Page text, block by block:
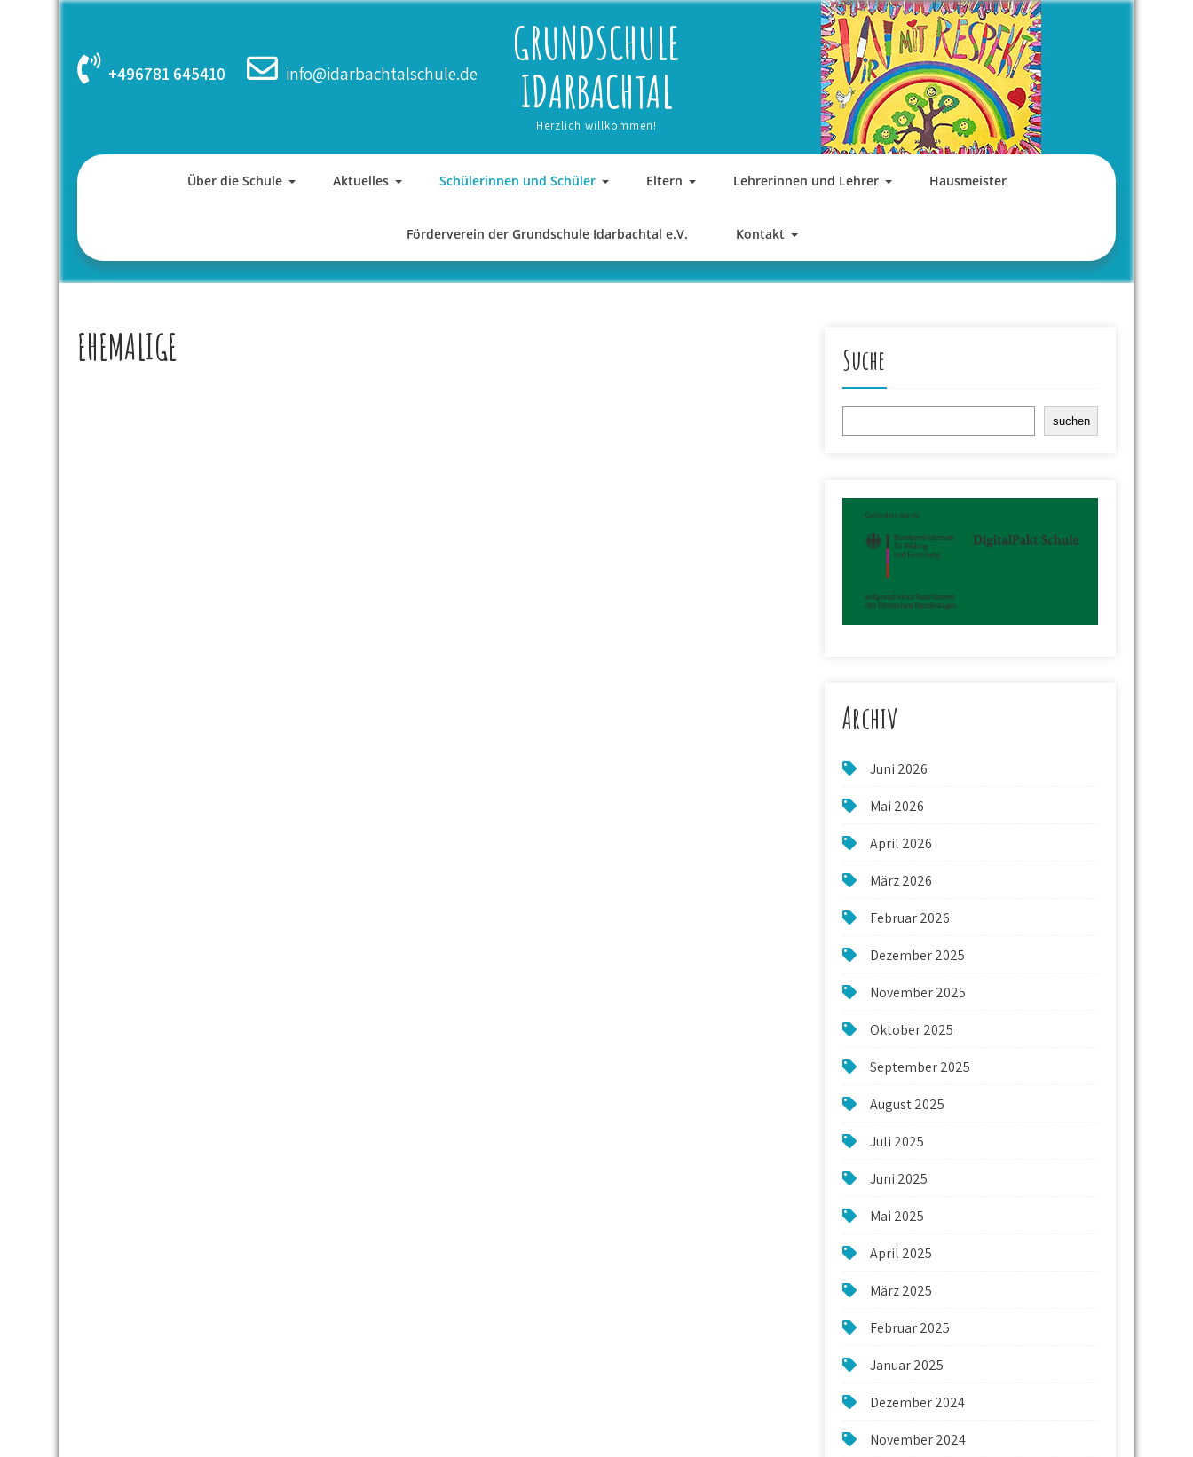
+496781 645410 info@idarbachtalschule.de
GRUNDSCHULE
IDARBACHTAL
Herzlich willkommen!
Über die Schule Aktuelles Schülerinnen und Schüler Eltern Lehrerinnen und Lehrer Hausmeister
Förderverein der Grundschule Idarbachtal e.V. Kontakt
EHEMALIGE Suche
suchen
Archiv
Juni 2026
Mai 2026
April 2026
März 2026
Februar 2026
Dezember 2025
November 2025
Oktober 2025
September 2025
August 2025
Juli 2025
Juni 2025
Mai 2025
April 2025
März 2025
Februar 2025
Januar 2025
Dezember 2024
November 2024